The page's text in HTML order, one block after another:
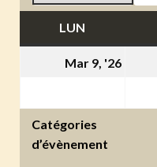
LUN
Mar 9, '26
2026
Catégories
d’évènement